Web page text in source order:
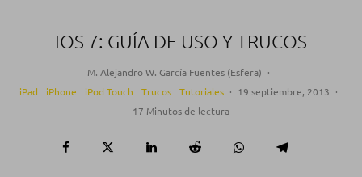
IOS 7: GUÍA DE USO Y TRUCOS
M. Alejandro W. García Fuentes (Esfera) ·
iPad
iPhone iPod Touch Trucos Tutoriales · 19 septiembre, 2013 ·
17 Minutos de lectura